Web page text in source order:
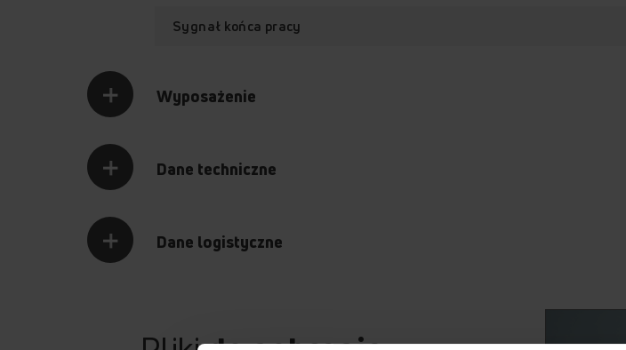
Sygnał końca pracy
Wyposażenie
Dane techniczne
Dane logistyczne